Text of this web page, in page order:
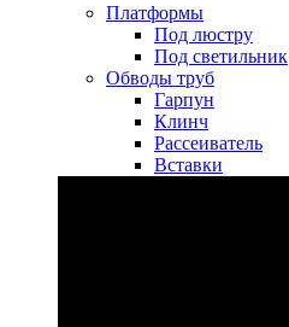
Платформы
Под люстру
Под светильник
Обводы труб
Гарпун
Клинч
Рассеиватель
Вставки